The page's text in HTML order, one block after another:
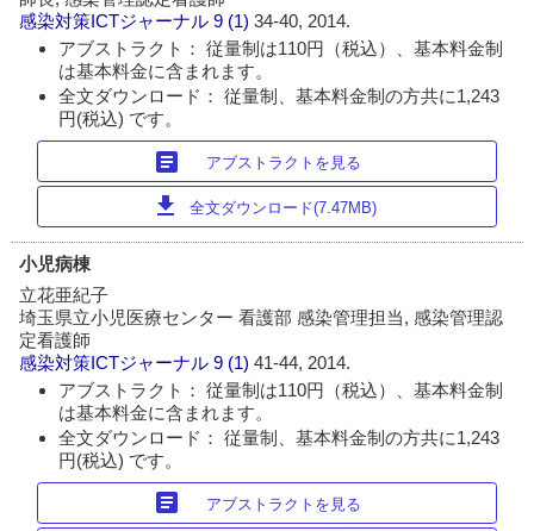
感染対策ICTジャーナル 9 (1)34-40, 2014.
アブストラクト： 従量制は110円（税込）、基本料金制
は基本料金に含まれます。
全文ダウンロード： 従量制、基本料金制の方共に1,243
円(税込) です。
article アブストラクトを見る
download 全文ダウンロード(7.47MB)
小児病棟
立花亜紀子
埼玉県立小児医療センター 看護部 感染管理担当, 感染管理認
定看護師
感染対策ICTジャーナル 9 (1)41-44, 2014.
アブストラクト： 従量制は110円（税込）、基本料金制
は基本料金に含まれます。
全文ダウンロード： 従量制、基本料金制の方共に1,243
円(税込) です。
article アブストラクトを見る